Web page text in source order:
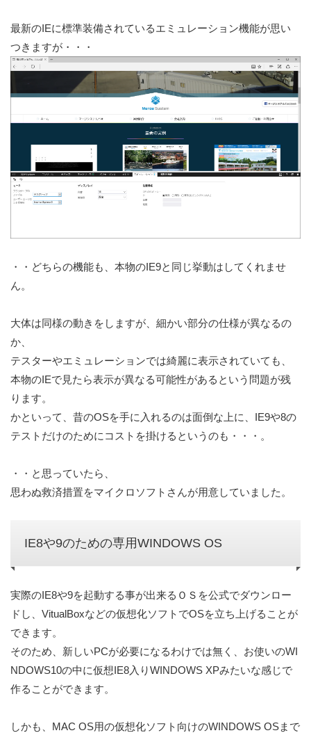
最新のIEに標準装備されているエミュレーション機能が思い
つきますが・・・
・・どちらの機能も、本物のIE9と同じ挙動はしてくれませ
ん。
大体は同様の動きをしますが、細かい部分の仕様が異なるの
か、
テスターやエミュレーションでは綺麗に表示されていても、
本物のIEで見たら表示が異なる可能性があるという問題が残
ります。
かといって、昔のOSを手に入れるのは面倒な上に、IE9や8の
テストだけのためにコストを掛けるというのも・・・。
・・と思っていたら、
思わぬ救済措置をマイクロソフトさんが用意していました。
IE8や9のための専用WINDOWS OS
実際のIE8や9を起動する事が出来るＯＳを公式でダウンロー
ドし、VitualBoxなどの仮想化ソフトでOSを立ち上げることが
できます。
そのため、新しいPCが必要になるわけでは無く、お使いのWI
NDOWS10の中に仮想IE8入りWINDOWS XPみたいな感じで
作ることができます。
しかも、MAC OS用の仮想化ソフト向けのWINDOWS OSまで